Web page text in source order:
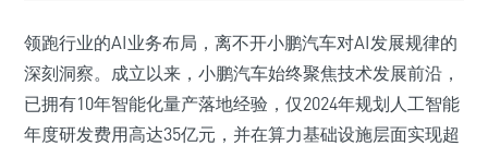
领跑行业的AI业务布局，离不开小鹏汽车对AI发展规律的
深刻洞察。成立以来，小鹏汽车始终聚焦技术发展前沿，
已拥有10年智能化量产落地经验，仅2024年规划人工智能
年度研发费用高达35亿元，并在算力基础设施层面实现超